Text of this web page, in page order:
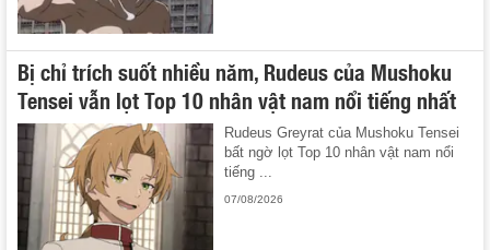
Bị chỉ trích suốt nhiều năm, Rudeus của Mushoku
Tensei vẫn lọt Top 10 nhân vật nam nổi tiếng nhất
Rudeus Greyrat của Mushoku Tensei
bất ngờ lọt Top 10 nhân vật nam nổi
tiếng ...
07/08/2026